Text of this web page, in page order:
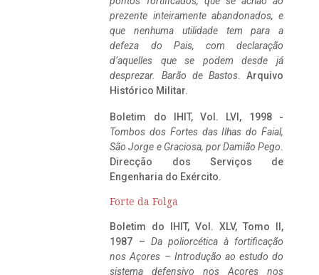
prezente inteiramente abandonados, e
que nenhuma utilidade tem para a
defeza do Pais, com declaração
d’aquelles que se podem desde já
desprezar. Barão de Bastos. Arquivo
Histórico Militar.
Boletim do IHIT, Vol. LVI, 1998 -
Tombos dos Fortes das Ilhas do Faial,
São Jorge e Graciosa, por Damião Pego.
Direcção dos Serviços de
Engenharia do Exército.
Forte da Folga
Boletim do IHIT, Vol. XLV, Tomo II,
1987 – Da poliorcética à fortificação
nos Açores – Introdução ao estudo do
sistema defensivo nos Açores nos